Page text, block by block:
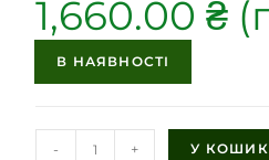
1,660.00₴
В НАЯВНОСТІ
- + У КОШИК